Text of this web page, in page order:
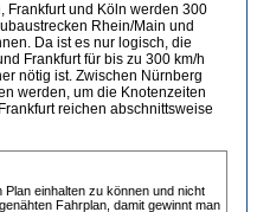
Frankfurt und Köln werden 300
Rhein/Main und
Da ist es nur logisch, die
Frankfurt für bis zu 300 km/h
nötig ist. Zwischen Nürnberg
werden, um die Knotenzeiten
reichen abschnittsweise
einhalten zu können und nicht
Fahrplan, damit gewinnt man